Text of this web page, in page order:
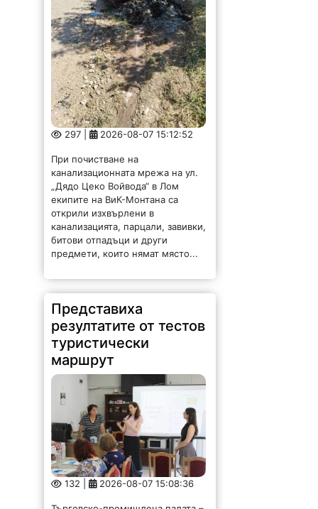
297 | 2026-08-07 15:12:52
При почистване на
„Дядо Цеко Войвода“ в Лом
екипите на ВиК-Монтана са
открили изхвърлени в
канализацията, парцали, завивки,
битови отпадъци и други
предмети, които нямат място...
Представиха
резултатите от тестов
туристически
маршрут
132 | 2026-08-07 15:08:36
Търговско-промишлена палата –